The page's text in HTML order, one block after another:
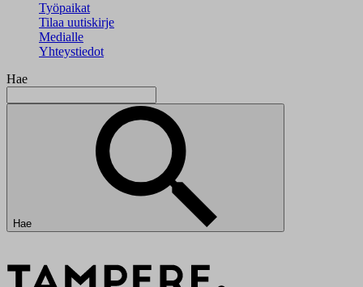
Työpaikat
Tilaa uutiskirje
Medialle
Yhteystiedot
Hae
Hae